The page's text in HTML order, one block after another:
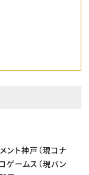
ント神戸（現コナ
ゲームス（現バン